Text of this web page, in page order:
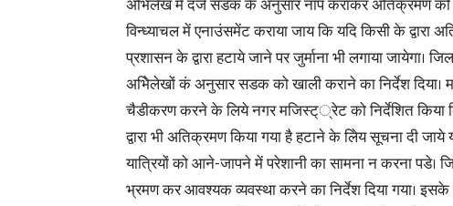
विन्ध्याचल में एनाउंसमेंट कराया जाय कि यदि किसी के द्वारा
प्रशासन के द्वारा हटाये जाने पर जुर्माना भी लगाया जायेगा।
अभिेलेखों कं अनुसार सडक को खाली कराने का निर्देश दिया।
चैडीकरण करने के लिये नगर मजिस्ट््रेट को निर्देशित किया
द्वारा भी अतिक्रमण किया गया है हटाने के लिेय सूचना दी
यात्रियों को आने-जापने में परेशानी का सामना न करना पडे।
भ्रमण कर आवश्यक व्यवस्था करने का निर्देश दिया गया।